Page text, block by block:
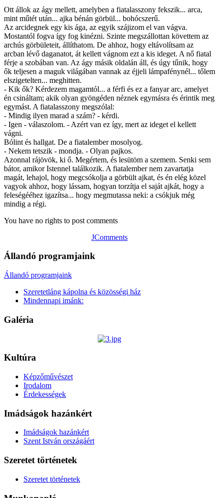
Ott állok az ágy mellett, amelyben a fiatalasszony fekszik... arca,
mint műtét után... ajka bénán görbül... bohócszerű.
Az arcidegnek egy kis ága, az egyik szájizom el van vágva.
Mostantól fogva így fog kinézni. Szinte megszállottan követtem az
archús görbületeit, állíthatom. De ahhoz, hogy eltávolítsam az
arcban lévő daganatot, át kellett vágnom ezt a kis ideget. A nő fiatal
férje a szobában van. Az ágy másik oldalán áll, és úgy tűnik, hogy
ők teljesen a maguk világában vannak az éjjeli lámpafénynél... tőlem
elszigetelten... meghitten.
- Kik ők? Kérdezem magamtól... a férfi és ez a fanyar arc, amelyet
én csináltam; akik olyan gyöngéden néznek egymásra és érintik meg
egymást. A fiatalasszony megszólal:
- Mindig ilyen marad a szám? - kérdi.
- Igen - válaszolom. - Azért van ez így, mert az ideget el kellett
vágni.
Bólint és hallgat. De a fiatalember mosolyog.
- Nekem tetszik - mondja. - Olyan pajkos.
Azonnal rájövök, ki ő. Megértem, és lesütöm a szemem. Senki sem
bátor, amikor Istennel találkozik. A fiatalember nem zavartatja
magát, lehajol, hogy megcsókolja a görbült ajkat, és én elég közel
vagyok ahhoz, hogy lássam, hogyan torzítja el saját ajkát, hogy a
feleségééhez igazítsa... hogy megmutassa neki: a csókjuk még
mindig a régi.
You have no rights to post comments
JComments
Állandó programjaink
Állandó programjaink
Szeretetláng kápolna és közösségi ház
Mindennapi imánk:
Galéria
Kultúra
Képzőművészet
Irodalom
Érdekességek
Imádságok hazánkért
Imádságok hazánkért
Szent István országáért
Szeretet történetek
Szeretet történetek